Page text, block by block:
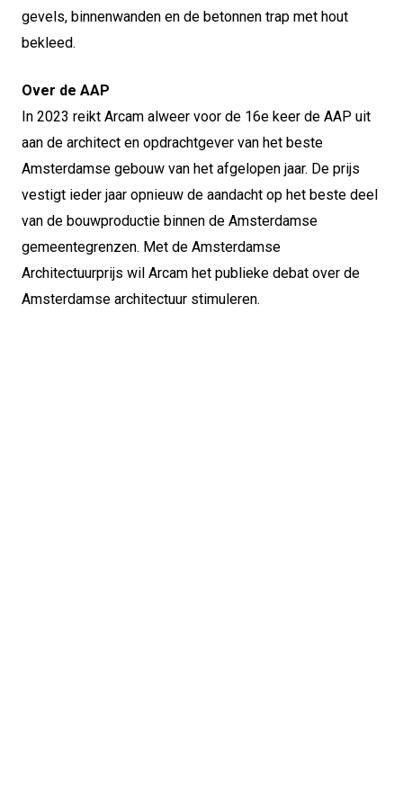
gevels, binnenwanden en de betonnen trap met hout
bekleed.
Over de AAP
In 2023 reikt Arcam alweer voor de 16e keer de AAP uit
aan de architect en opdrachtgever van het beste
Amsterdamse gebouw van het afgelopen jaar. De prijs
vestigt ieder jaar opnieuw de aandacht op het beste deel
van de bouwproductie binnen de Amsterdamse
gemeentegrenzen. Met de Amsterdamse
Architectuurprijs wil Arcam het publieke debat over de
Amsterdamse architectuur stimuleren.